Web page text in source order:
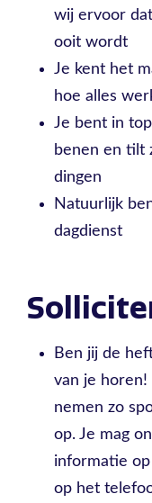
wij ervoor
ooit wordt
Je kent het
hoe alles
Je bent in
benen en tilt
dingen
Natuurlijk
dagdienst
Ben jij de
van je horen!
nemen zo
op. Je mag
informatie
op het